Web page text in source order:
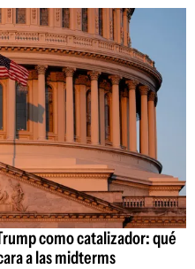
como catalizador: qué
a las midterms